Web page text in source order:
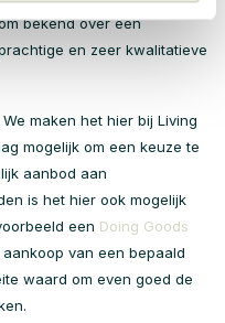
bekend over een
en zeer kwalitatieve
maken het hier bij Living
mogelijk om een keuze te
aanbod aan
is het hier ook mogelijk
een Doing Goods
van een bepaald
waard om even goed de